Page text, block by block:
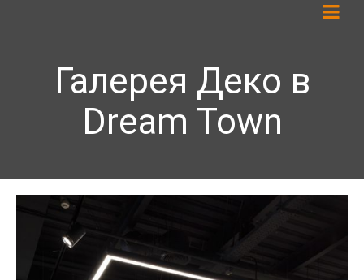
Галерея Деко в
Dream Town